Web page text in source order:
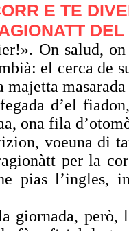
E TE
On salud,
el cerca de
majetta
d’el
ona fila
voeuna di
per la
pias l’ingles,
giornada, però,